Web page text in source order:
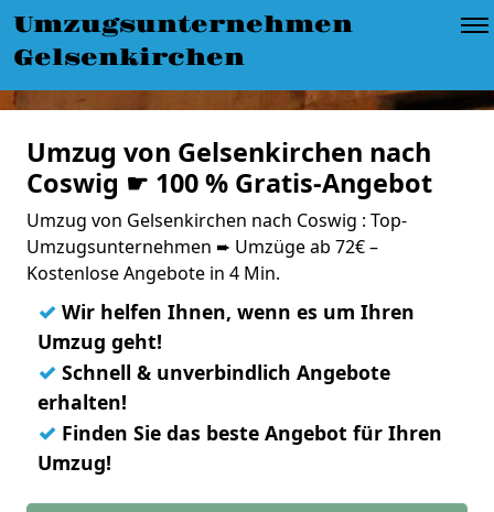
Umzugsunternehmen
Gelsenkirchen
Umzug von Gelsenkirchen nach
Coswig ☛ 100 % Gratis-Angebot
Umzug von Gelsenkirchen nach Coswig : Top-
Umzugsunternehmen ➨ Umzüge ab 72€ –
Kostenlose Angebote in 4 Min.
✓ Wir helfen Ihnen, wenn es um Ihren
Umzug geht!
✓ Schnell & unverbindlich Angebote
erhalten!
✓ Finden Sie das beste Angebot für Ihren
Umzug!